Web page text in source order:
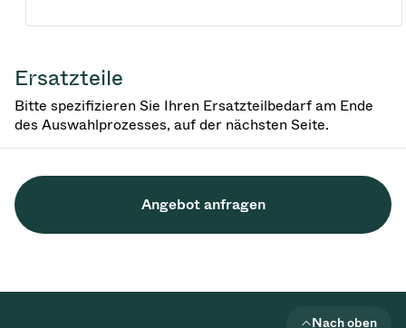
Ersatzteile
Bitte spezifizieren Sie Ihren Ersatzteilbedarf am Ende
des Auswahlprozesses, auf der nächsten Seite.
Angebot anfragen
Nach oben